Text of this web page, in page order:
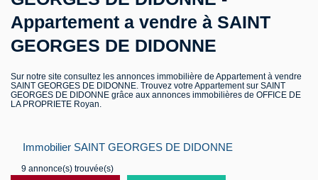
Notre Agence
Contact
Appartement a vendre à SAINT
GEORGES DE DIDONNE
Sur notre site consultez les annonces immobilière de Appartement à vendre
SAINT GEORGES DE DIDONNE. Trouvez votre Appartement sur SAINT
GEORGES DE DIDONNE grâce aux annonces immobilières de OFFICE DE
LA PROPRIETE Royan.
Immobilier SAINT GEORGES DE DIDONNE
9 annonce(s) trouvée(s)